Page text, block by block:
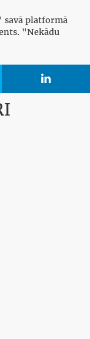
platformā
"Nekādu
